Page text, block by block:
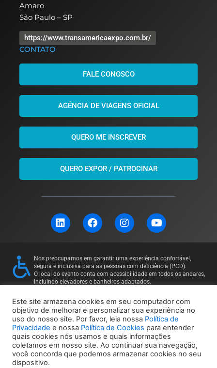
Amaro
São Paulo – SP
https://www.transamericaexpo.com.br/
CONTATO
FALE CONOSCO
AGÊNCIA DE VIAGENS OFICIAL
QUERO ME INSCREVER
QUERO EXPOR / PATROCINAR
L
i
e
d
i
n
F
a
b
o
o
k
I
n
a
g
r
a
Y
o
u
b
e
Nos preocupamos em garantir uma experiência confortável,
segura e inclusiva para as pessoas com deficiência (PCD).
O local do evento conta com acessibilidade em todos os andares,
incluindo elevadores e banheiros adaptados.
contato: 11 97169-5011
Política de Privacidade Política de Cookies
Este site armazena cookies em seu computador com
objetivo de melhorar e personalizar sua experiência no
uso do nosso site. Por favor, leia nossa Política de
Privacidade e nossa Política de Cookies para entender
quais cookies nós usamos e quais informações
coletamos em nosso site. Ao continuar sua navegação,
você concorda que podemos armazenar cookies no seu
dispositivo.